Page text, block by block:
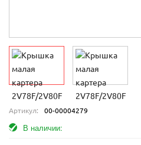
Артикул: 00-00004279
В наличии: